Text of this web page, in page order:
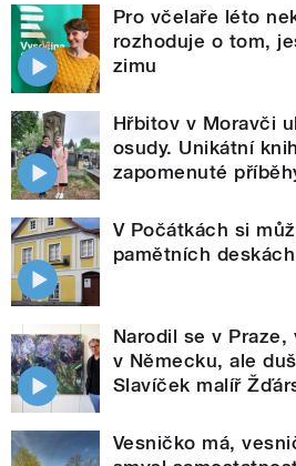
Pro včelaře léto
rozhoduje o tom,
zimu
Hřbitov v Moravči
osudy. Unikátní
zapomenuté
V Počátkách si
pamětních
Narodil se v Praze,
v Německu, ale
Slavíček malíř
Vesničko má,